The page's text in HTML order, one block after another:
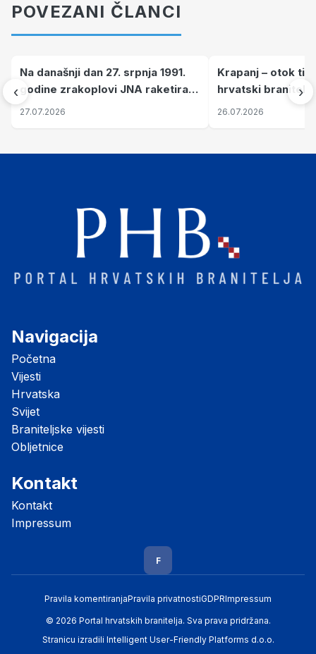
POVEZANI ČLANCI
‹
Na današnji dan 27. srpnja 1991.
godine zrakoplovi JNA raketirali
su vojarnu i obučni centar "Nikola
27.07.2026
Krapanj – otok
hrvatski branitelji
pronalaze mir
26.07.2026
›
Navigacija
Početna
Vijesti
Hrvatska
Svijet
Braniteljske vijesti
Obljetnice
Kontakt
Kontakt
Impressum
F
Pravila komentiranjaPravila privatnostiGDPRImpressum
© 2026 Portal hrvatskih branitelja. Sva prava pridržana.
Stranicu izradili Intelligent User-Friendly Platforms d.o.o.